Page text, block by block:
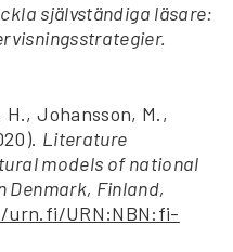
självständiga läsare:
Johansson, M.,
Literature
models of national
Finland,
URN:NBN:fi-